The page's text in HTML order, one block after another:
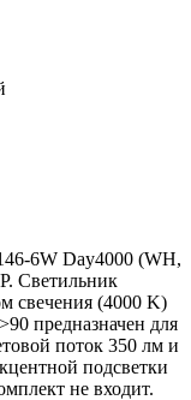
6W Day4000 (WH,
Светильник
свечения (4000 K)
предназначен для
поток 350 лм и
подсветки
не входит.